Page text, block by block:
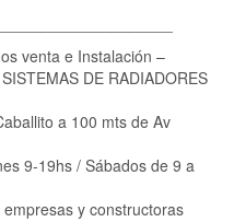
venta e Instalación –
DE RADIADORES
a 100 mts de Av
9-19hs / Sábados de 9 a
y constructoras